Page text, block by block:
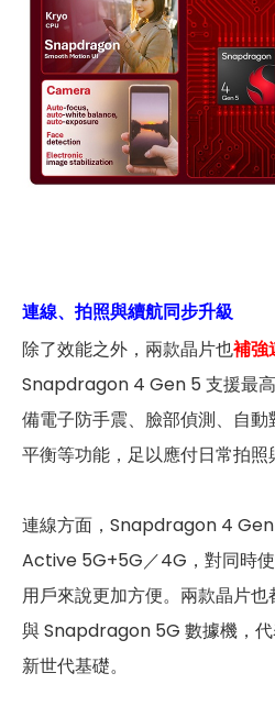
連線、拍照與續航同步升級
除了效能之外，兩款晶片也補強
Snapdragon 4 Gen 5 支援最
備電子防手震、臉部偵測、自
平衡等功能，足以應付日常拍照
連線方面，Snapdragon 4
Active 5G+5G／4G，對同時
用戶來說更加方便。兩款晶片
與 Snapdragon 5G 數據機，
新世代基礎。